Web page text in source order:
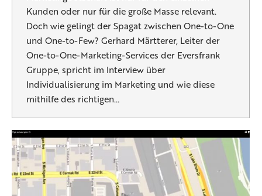
Kunden oder nur für die große Masse relevant.
Doch wie gelingt der Spagat zwischen One-to-One
und One-to-Few? Gerhard Märtterer, Leiter der
One-to-One-Marketing-Services der Eversfrank
Gruppe, spricht im Interview über
Individualisierung im Marketing und wie diese
mithilfe des richtigen…